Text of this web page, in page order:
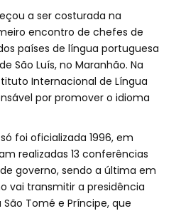
a ser costurada na
encontro de chefes de
países de língua portuguesa
São Luís, no Maranhão. Na
Internacional de Língua
por promover o idioma
foi oficializada 1996, em
realizadas 13 conferências
governo, sendo a última em
vai transmitir a presidência
São Tomé e Príncipe, que